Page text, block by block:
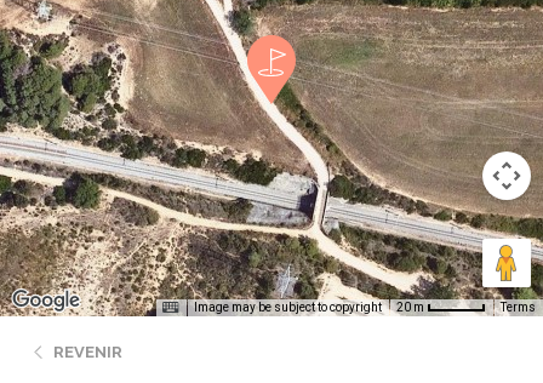
Image may be subject to copyright 20 m Terms
REVENIR